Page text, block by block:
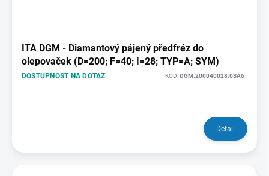
ITA DGM - Diamantový pájený předfréz do
olepovaček (D=200; F=40; I=28; TYP=A; SYM)
DOSTUPNOST NA DOTAZ KÓD:DGM.200040028.0SA6
Detail